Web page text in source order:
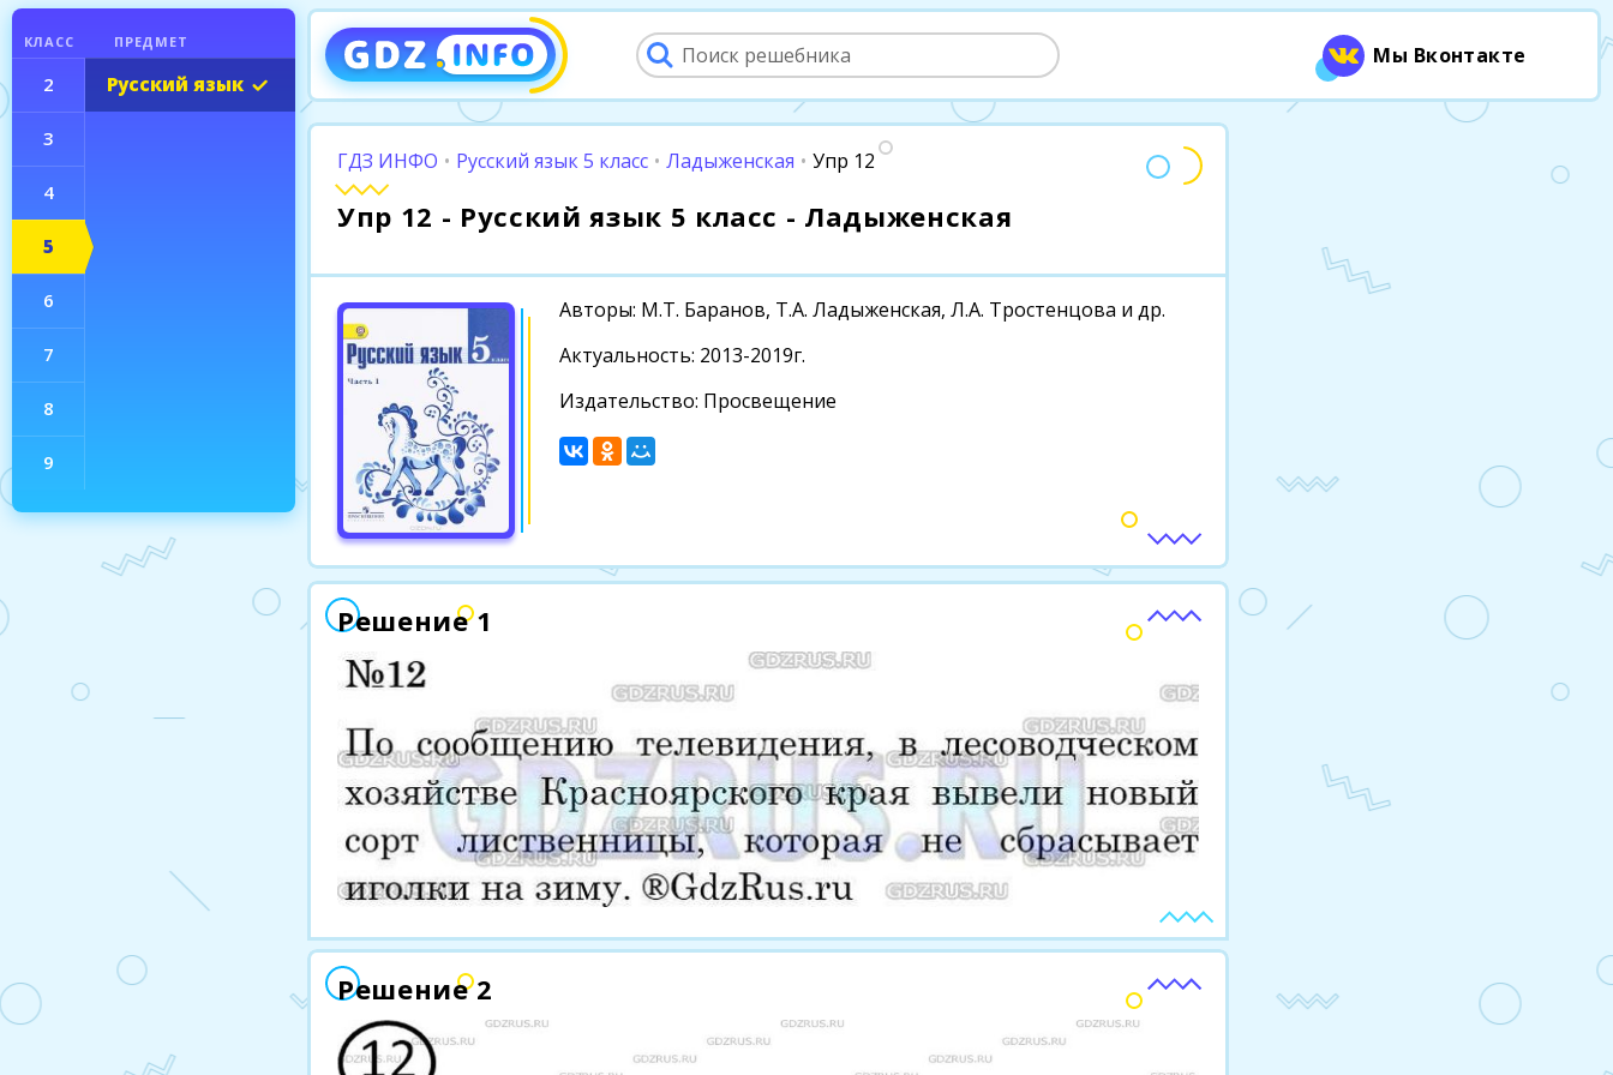
ГДЗ ИНФО • Русский язык 5 класс • Ладыженская • Упр 12
Упр 12 - Русский язык 5 класс - Ладыженская
Авторы: М.Т. Баранов, Т.А. Ладыженская, Л.А. Тростенцова и др.
Актуальность: 2013-2019г.
Издательство: Просвещение
Решение 1
Решение 2
КЛАСС ПРЕДМЕТ
2
3
4
5
Русский язык
6
7
8
9
Мы Вконтакте